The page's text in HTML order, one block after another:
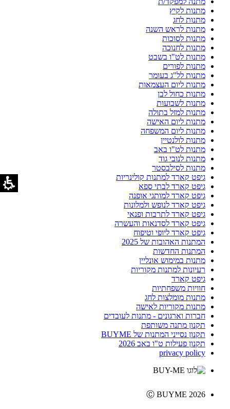
מתנות לקיץ
מתנות לחג
מתנות לראש השנה
מתנות לסוכות
מתנות לחנוכה
מתנות לט"ו בשבט
מתנות לפורים
מתנות לל"ג בעומר
מתנות ליום העצמאות
מתנות כחול לבן
מתנות לשבועות
מתנות למזל בתולה
מתנות ליום האישה
מתנות ליום המשפחה
מתנות לולנטיין
מתנות לט"ו באב
מתנות לנובי גוד
מתנות לסילבסטר
גיפט קארד למתנות קולינריות
גיפט קארד לבתי ספא
גיפט קארד למותגי אופנה
גיפט קארד לנופש ולמלונות
גיפט קארד לתרבות ופנאי
גיפט קארד לסדנאות והעשרה
גיפט קארד ליופי וטיפוח
המתנות האהובות של 2025
המתנות החדשות
מתנות במימוש אונליין
רעיונות למתנות מקוריות
גיפט קארד
חוויות משפחתיות
מתנות מומלצות לחג
מתנות מקוריות לאישה
חברות וארגונים - מתנות לעובדים
תקנון מתנה משותפת
תקנון נסייני המתנות של BUYME
תקנון פעילות ט"ו באב 2026
privacy policy
Ⓒ BUYME 2026